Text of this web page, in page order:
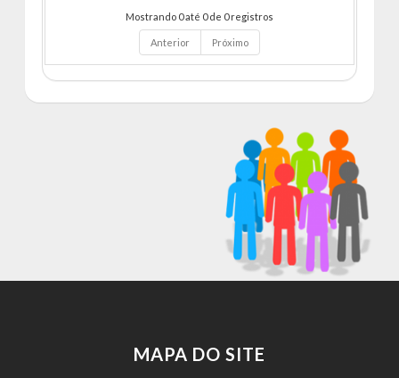
Mostrando 0 até 0 de 0 registros
Anterior Próximo
MAPA DO SITE